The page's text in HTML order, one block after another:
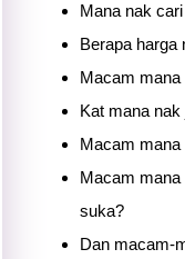
Mana nak
Berapa harga
Macam
Kat mana nak
Macam mana
Macam mana
suka?
Dan macam-